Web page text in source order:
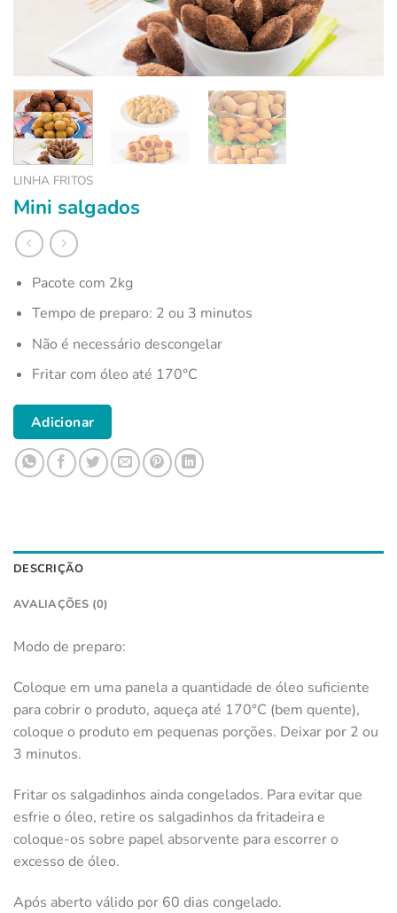
LINHA FRITOS
Mini salgados
Pacote com 2kg
Tempo de preparo: 2 ou 3 minutos
Não é necessário descongelar
Fritar com óleo até 170°C
Adicionar
DESCRIÇÃO
AVALIAÇÕES (0)
Modo de preparo:
Coloque em uma panela a quantidade de óleo suficiente
para cobrir o produto, aqueça até 170°C (bem quente),
coloque o produto em pequenas porções. Deixar por 2 ou
3 minutos.
Fritar os salgadinhos ainda congelados. Para evitar que
esfrie o óleo, retire os salgadinhos da fritadeira e
coloque-os sobre papel absorvente para escorrer o
excesso de óleo.
Após aberto válido por 60 dias congelado.